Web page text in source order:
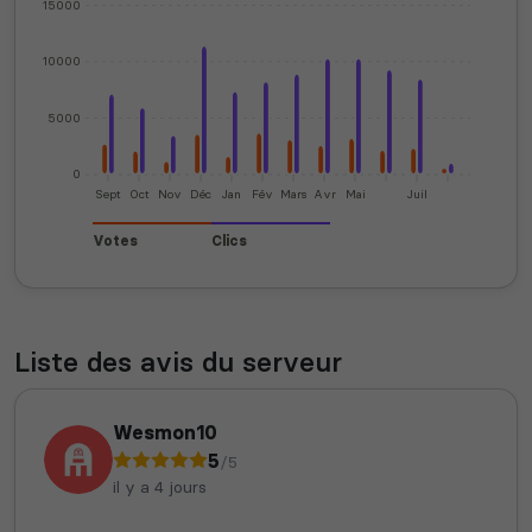
0
5000
10000
15000
Sept Oct Nov Déc Jan Fév Mars Avr Mai Juil
Votes Clics
Liste des avis du serveur
Wesmon10
5/5
il y a 4 jours